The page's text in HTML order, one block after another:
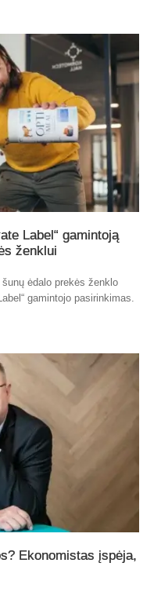
Label“ gamintoją
ženklui
ėdalo prekės ženklo
gamintojo pasirinkimas.
Ekonomistas įspėja,